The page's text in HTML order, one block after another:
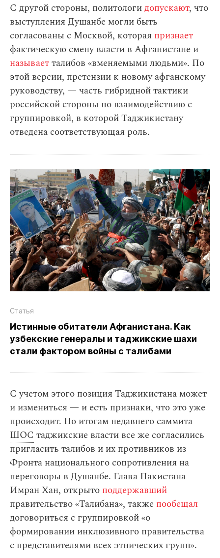
С другой стороны, политологидопускают, что
выступления Душанбе могли быть
согласованы с Москвой, которая признает
фактическую смену власти в Афганистане и
называетталибов «вменяемыми людьми». По
этой версии, претензии к новому афганскому
руководству, — часть гибридной тактики
российской стороны по взаимодействию с
группировкой, в которой Таджикистану
отведена соответствующая роль.
Статья
Истинные обитатели Афганистана. Как
узбекские генералы и таджикские шахи
стали фактором войны с талибами
С учетом этого позиция Таджикистана может
и измениться — и есть признаки, что это уже
происходит. По итогам недавнего саммита
ШОС таджикские власти все же согласились
пригласить талибов и их противников из
Фронта национального сопротивления на
переговоры в Душанбе. Глава Пакистана
Имран Хан, открыто поддержавший
правительство «Талибана», также пообещал
договориться с группировкой «о
формировании инклюзивного правительства
с представителями всех этнических групп».